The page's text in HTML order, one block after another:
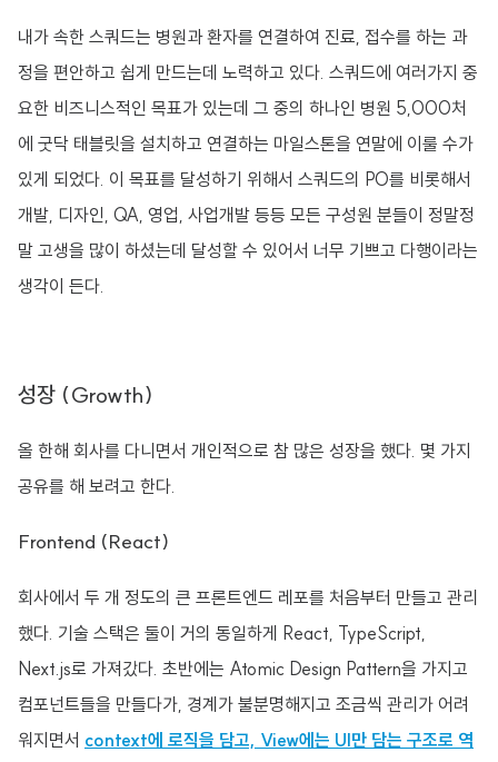
내가 속한 스쿼드는 병원과 환자를 연결하여 진료, 접수를 하는 과
정을 편안하고 쉽게 만드는데 노력하고 있다. 스쿼드에 여러가지 중
요한 비즈니스적인 목표가 있는데 그 중의 하나인 병원 5,000처
에 굿닥 태블릿을 설치하고 연결하는 마일스톤을 연말에 이룰 수가
있게 되었다. 이 목표를 달성하기 위해서 스쿼드의 PO를 비롯해서
개발, 디자인, QA, 영업, 사업개발 등등 모든 구성원 분들이 정말정
말 고생을 많이 하셨는데 달성할 수 있어서 너무 기쁘고 다행이라는
생각이 든다.
성장 (Growth)
올 한해 회사를 다니면서 개인적으로 참 많은 성장을 했다. 몇 가지
공유를 해 보려고 한다.
Frontend (React)
회사에서 두 개 정도의 큰 프론트엔드 레포를 처음부터 만들고 관리
했다. 기술 스택은 둘이 거의 동일하게 React, TypeScript,
Next.js로 가져갔다. 초반에는 Atomic Design Pattern을 가지고
컴포넌트들을 만들다가, 경계가 불분명해지고 조금씩 관리가 어려
워지면서 context에 로직을 담고, View에는 UI만 담는 구조로 역